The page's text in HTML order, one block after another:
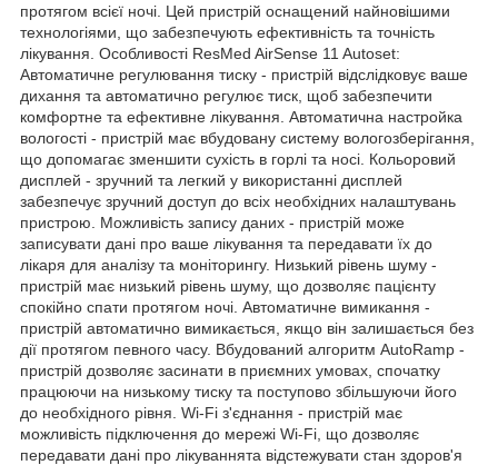
протягом всієї ночі. Цей пристрій оснащений найновішими
технологіями, що забезпечують ефективність та точність
лікування. Особливості ResMed AirSense 11 Autoset:
Автоматичне регулювання тиску - пристрій відслідковує ваше
дихання та автоматично регулює тиск, щоб забезпечити
комфортне та ефективне лікування. Автоматична настройка
вологості - пристрій має вбудовану систему вологозберігання,
що допомагає зменшити сухість в горлі та носі. Кольоровий
дисплей - зручний та легкий у використанні дисплей
забезпечує зручний доступ до всіх необхідних налаштувань
пристрою. Можливість запису даних - пристрій може
записувати дані про ваше лікування та передавати їх до
лікаря для аналізу та моніторингу. Низький рівень шуму -
пристрій має низький рівень шуму, що дозволяє пацієнту
спокійно спати протягом ночі. Автоматичне вимикання -
пристрій автоматично вимикається, якщо він залишається без
дії протягом певного часу. Вбудований алгоритм AutoRamp -
пристрій дозволяє засинати в приємних умовах, спочатку
працюючи на низькому тиску та поступово збільшуючи його
до необхідного рівня. Wi-Fi з'єднання - пристрій має
можливість підключення до мережі Wi-Fi, що дозволяє
передавати дані про лікуваннята відстежувати стан здоров'я